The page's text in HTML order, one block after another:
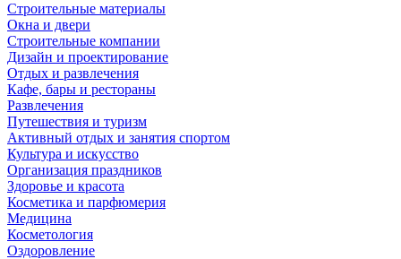
Строительные материалы
Окна и двери
Строительные компании
Дизайн и проектирование
Отдых и развлечения
Кафе, бары и рестораны
Развлечения
Путешествия и туризм
Активный отдых и занятия спортом
Культура и искусство
Организация праздников
Здоровье и красота
Косметика и парфюмерия
Медицина
Косметология
Оздоровление